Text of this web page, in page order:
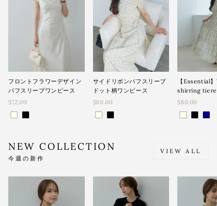
フロントフラワーデザイン
パフスリーブワンピース
$72.00
サイドリボンパフスリーブ
ドット柄ワンピース
$80.00
【Essential
shirring
$80.00
NEW COLLECTION
今週の新作
VIEW ALL